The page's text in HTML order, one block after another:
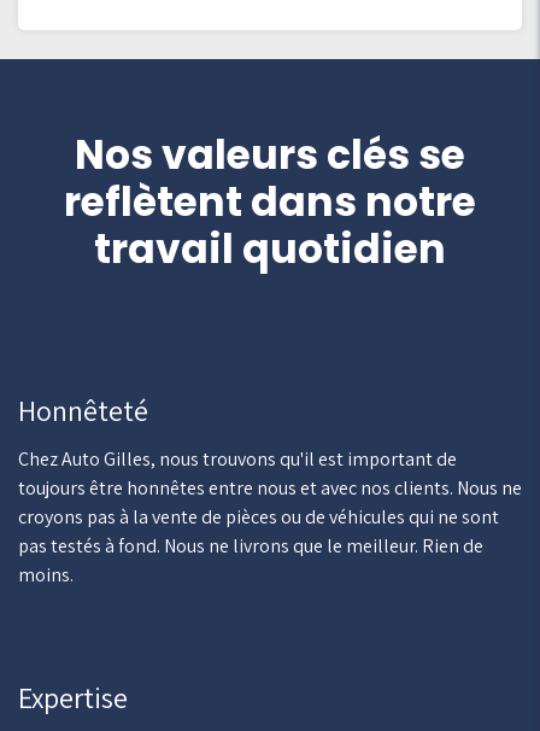
Nos valeurs clés se
reflètent dans notre
travail quotidien
Honnêteté
Chez Auto Gilles, nous trouvons qu'il est important de
toujours être honnêtes entre nous et avec nos clients. Nous ne
croyons pas à la vente de pièces ou de véhicules qui ne sont
pas testés à fond. Nous ne livrons que le meilleur. Rien de
moins.
Expertise